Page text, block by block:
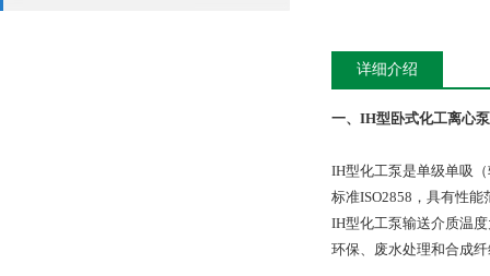
详细介绍
一、 IH型卧式化工离心泵
IH型化工泵是单级单吸
标准ISO2858，具有性
IH型化工泵输送介质温
环保、废水处理和合成